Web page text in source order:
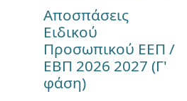
Αποσπάσεις
Ειδικού
Προσωπικού ΕΕΠ /
ΕΒΠ 2026 2027 (Γ'
φάση)